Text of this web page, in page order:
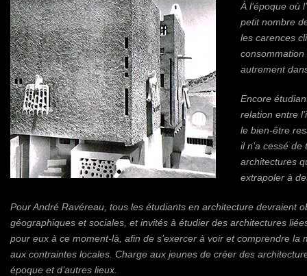
À l’époque où
petit nombre
les carences
autrement
Encore
relation entre
le bien-être
il n’a cessé
architectures
extrapoler à
Pour André Ravéreau, tous les étudiants en architecture devraient
géographiques et sociales, et invités à étudier des architectures
pour eux à ce moment-là, afin de s’exercer à voir et comprendre la
aux contraintes locales. Charge aux jeunes de créer des
époque et d’autres lieux.